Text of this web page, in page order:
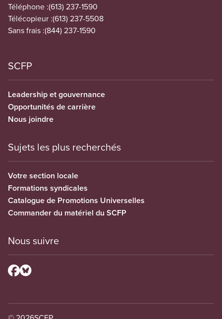
Téléphone :(613) 237-1590
Télécopieur :(613) 237-5508
Sans frais :(844) 237-1590
SCFP
Leadership et gouvernance
Opportunités de carrière
Nous joindre
Sujets les plus recherchés
Votre section locale
Formations syndicales
Catalogue de Promotions Universelles
Commander du matériel du SCFP
Nous suivre